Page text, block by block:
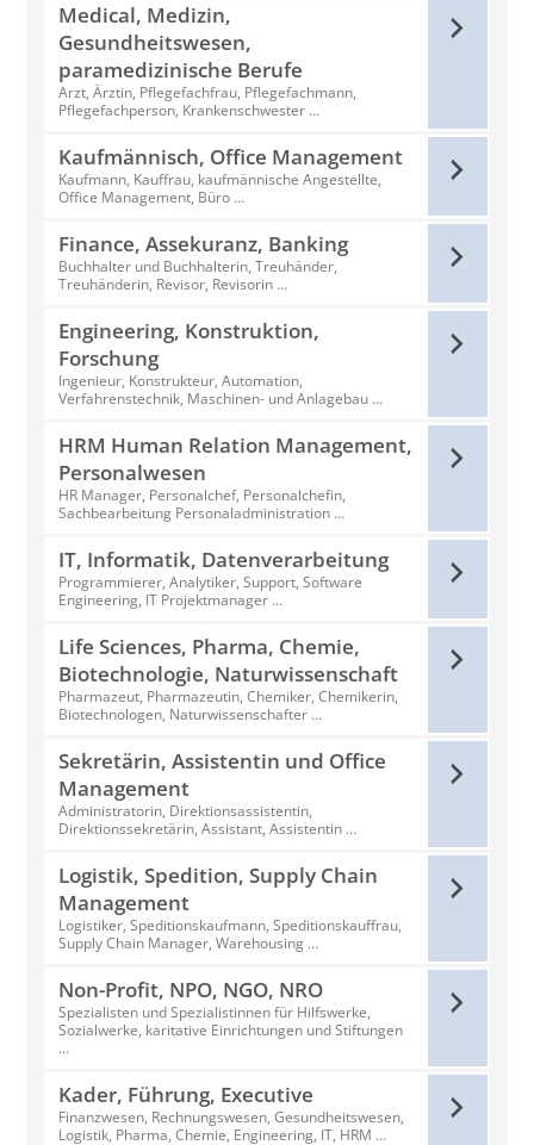
Medical, Medizin,
Gesundheitswesen,
paramedizinische Berufe
Arzt, Ärztin, Pflegefachfrau, Pflegefachmann,
Pflegefachperson, Krankenschwester …
Kaufmännisch, Office Management
Kaufmann, Kauffrau, kaufmännische Angestellte,
Office Management, Büro …
Finance, Assekuranz, Banking
Buchhalter und Buchhalterin, Treuhänder,
Treuhänderin, Revisor, Revisorin …
Engineering, Konstruktion,
Forschung
Ingenieur, Konstrukteur, Automation,
Verfahrenstechnik, Maschinen- und Anlagebau …
HRM Human Relation Management,
Personalwesen
HR Manager, Personalchef, Personalchefin,
Sachbearbeitung Personaladministration …
IT, Informatik, Datenverarbeitung
Programmierer, Analytiker, Support, Software
Engineering, IT Projektmanager …
Life Sciences, Pharma, Chemie,
Biotechnologie, Naturwissenschaft
Pharmazeut, Pharmazeutin, Chemiker, Chemikerin,
Biotechnologen, Naturwissenschafter …
Sekretärin, Assistentin und Office
Management
Administratorin, Direktionsassistentin,
Direktionssekretärin, Assistant, Assistentin …
Logistik, Spedition, Supply Chain
Management
Logistiker, Speditionskaufmann, Speditionskauffrau,
Supply Chain Manager, Warehousing …
Non-Profit, NPO, NGO, NRO
Spezialisten und Spezialistinnen für Hilfswerke,
Sozialwerke, karitative Einrichtungen und Stiftungen
…
Kader, Führung, Executive
Finanzwesen, Rechnungswesen, Gesundheitswesen,
Logistik, Pharma, Chemie, Engineering, IT, HRM …